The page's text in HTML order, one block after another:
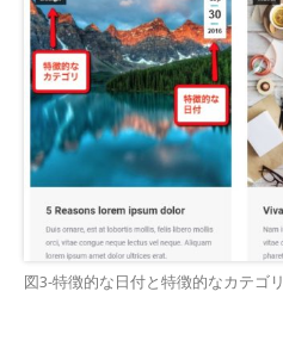
図3-特徴的な日付と特徴的なカテゴリ